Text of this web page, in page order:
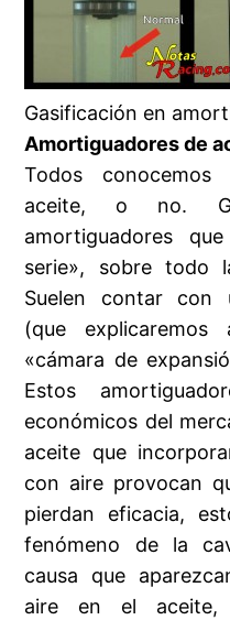
Gasificación en
Amortiguadores de
Todos
aceite, o no.
amortiguadores
serie», sobre todo
Suelen contar con
(que
«cámara de
Estos
económicos del
aceite que
con aire provocan
pierdan eficacia,
fenómeno de la
causa que
aire en el aceite,